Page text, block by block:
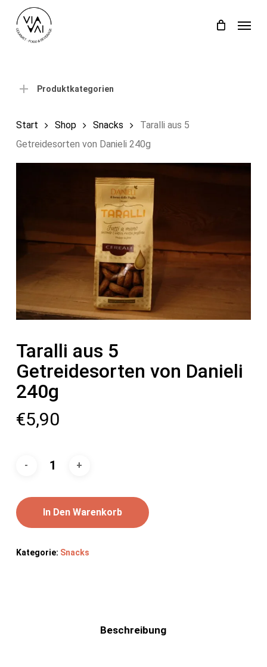
Einkaufswagen Close
Produktkategorien
Start Shop Snacks
Taralli aus 5
Getreidesorten von Danieli 240g
Taralli aus 5
Getreidesorten von Danieli
240g
€5,90
In Den Warenkorb
Kategorie: Snacks
Beschreibung